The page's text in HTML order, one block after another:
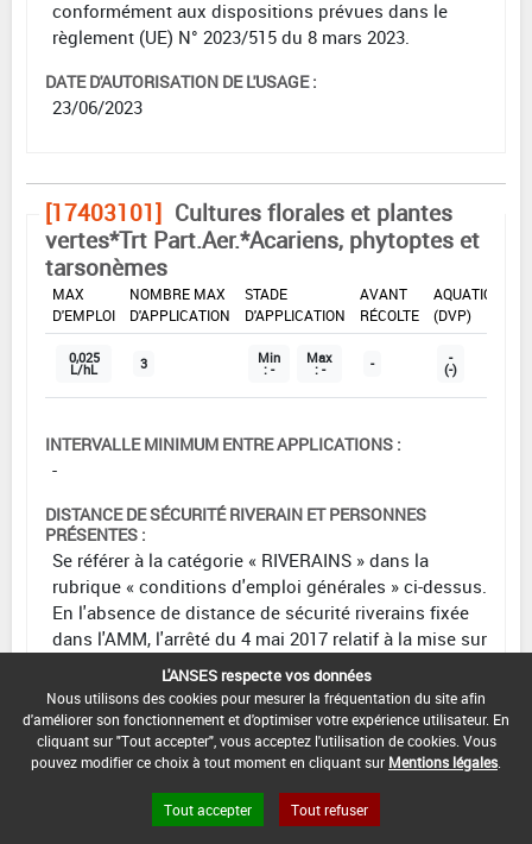
conformément aux dispositions prévues dans le
règlement (UE) N° 2023/515 du 8 mars 2023.
DATE D'AUTORISATION DE L'USAGE :
23/06/2023
[17403101] Cultures florales et plantes
vertes*Trt Part.Aer.*Acariens, phytoptes et
tarsonèmes
DOSE
MAX
D'EMPLOI
NOMBRE MAX
D'APPLICATION
STADE
D'APPLICATION
AVANT
RÉCOLTE
AQUATIQUE
(DVP)
0,025
L/hL 3 Min
: -
Max
: - - -
(-)
INTERVALLE MINIMUM ENTRE APPLICATIONS :
-
DISTANCE DE SÉCURITÉ RIVERAIN ET PERSONNES
PRÉSENTES :
Se référer à la catégorie « RIVERAINS » dans la
rubrique « conditions d'emploi générales » ci-dessus.
En l'absence de distance de sécurité riverains fixée
dans l'AMM, l'arrêté du 4 mai 2017 relatif à la mise sur
le marché et à l'utilisation des produits
phytopharmaceutiques et de leurs adjuvants visés à
l'article L. 253-1 du code rural et de la pêche maritime
s'applique.
Autorisé uniquement sous serre permanente.
L'ANSES respecte vos données
Nous utilisons des cookies pour mesurer la fréquentation du site afin
d'améliorer son fonctionnement et d'optimiser votre expérience utilisateur. En
cliquant sur "Tout accepter", vous acceptez l'utilisation de cookies. Vous
pouvez modifier ce choix à tout moment en cliquant sur Mentions légales
Tout accepter Tout refuser